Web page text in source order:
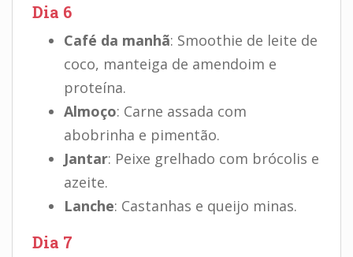
Dia 6
Café da manhã: Smoothie de leite de
coco, manteiga de amendoim e
proteína.
Almoço: Carne assada com
abobrinha e pimentão.
Jantar: Peixe grelhado com brócolis e
azeite.
Lanche: Castanhas e queijo minas.
Dia 7